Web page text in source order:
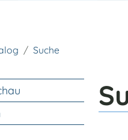
Suche